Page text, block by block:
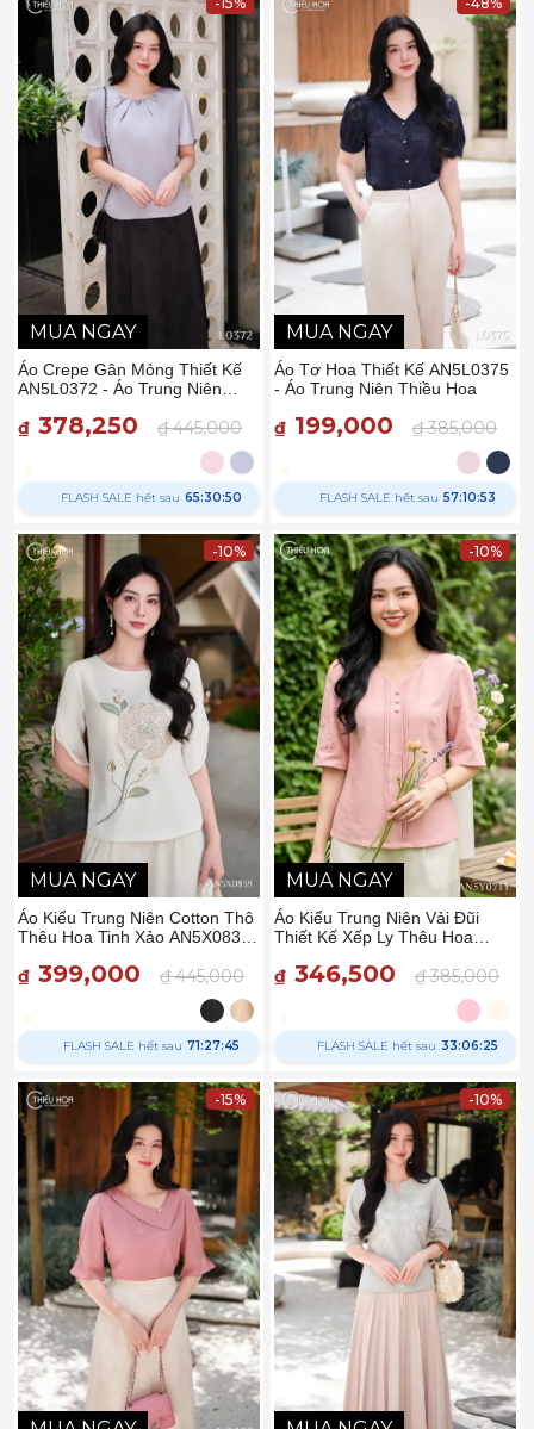
MUA NGAY
Áo Crepe Gân Mỏng Thiết Kế
AN5L0372 - Áo Trung Niên
₫ 378,250 ₫ 445,000
FLASH SALE hết sau 65:30:49
MUA NGAY
Áo Tơ Hoa Thiết Kế AN5L0375
- Áo Trung Niên Thiều Hoa
₫ 199,000 ₫ 385,000
FLASH SALE hết sau 57:10:52
MUA NGAY
-10%
Áo Kiểu Trung Niên Cotton Thô
Thêu Hoa Tinh Xảo AN5X0839
₫ 399,000 ₫ 445,000
FLASH SALE hết sau 71:27:44
MUA NGAY
-10%
Áo Kiểu Trung Niên Vải Đũi
Thiết Kế Xếp Ly Thêu Hoa
Hoa
₫ 346,500 ₫ 385,000
FLASH SALE hết sau 33:06:24
-15% -10%